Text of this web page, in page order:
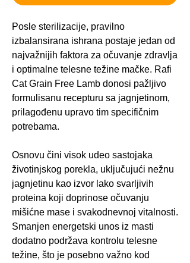
Posle sterilizacije, pravilno
izbalansirana ishrana postaje jedan od
najvažnijih faktora za očuvanje zdravlja
i optimalne telesne težine mačke. Rafi
Cat Grain Free Lamb donosi pažljivo
formulisanu recepturu sa jagnjetinom,
prilagođenu upravo tim specifičnim
potrebama.
Osnovu čini visok udeo sastojaka
životinjskog porekla, uključujući nežnu
jagnjetinu kao izvor lako svarljivih
proteina koji doprinose očuvanju
mišićne mase i svakodnevnoj vitalnosti.
Smanjen energetski unos iz masti
dodatno podržava kontrolu telesne
težine, što je posebno važno kod